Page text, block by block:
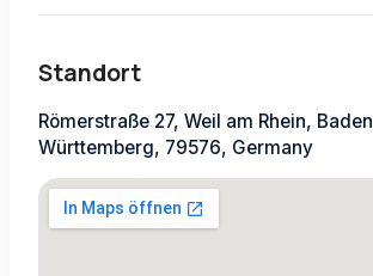
Standort
Römerstraße 27, Weil am Rhein, Baden
Württemberg, 79576, Germany